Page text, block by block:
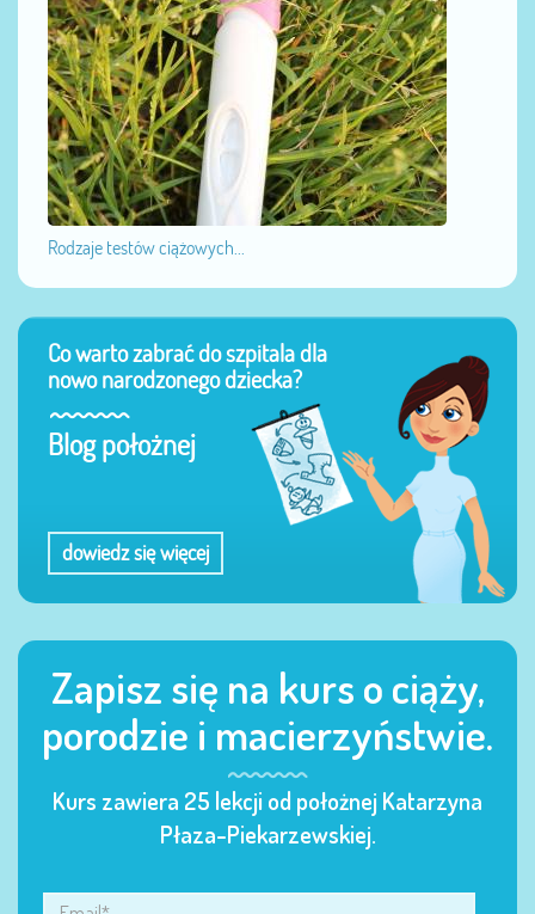
Rodzaje testów ciążowych...
Co warto zabrać do szpitala dla
nowo narodzonego dziecka?
Blog położnej
dowiedz się więcej
Zapisz się na kurs o ciąży,
porodzie i macierzyństwie.
Kurs zawiera 25 lekcji od położnej Katarzyna
Płaza-Piekarzewskiej.